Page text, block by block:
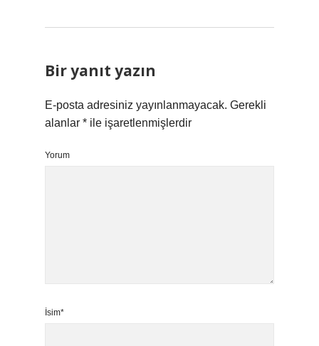
Bir yanıt yazın
E-posta adresiniz yayınlanmayacak. Gerekli
alanlar * ile işaretlenmişlerdir
Yorum
İsim*